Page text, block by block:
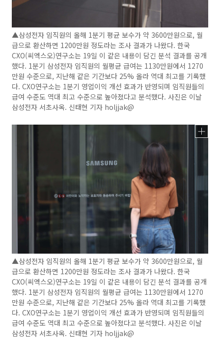
▲삼성전자 임직원의 올해 1분기 평균 보수가 약 3600만원으로, 월
급으로 환산하면 1200만원 정도라는 조사 결과가 나왔다. 한국
CXO(씨엑스오)연구소는 19일 이 같은 내용이 담긴 분석 결과를 공개
했다. 1분기 삼성전자 임직원의 월평균 급여는 1130만원에서 1270
만원 수준으로, 지난해 같은 기간보다 25% 올라 역대 최고를 기록했
다. CXO연구소는 1분기 영업이익 개선 효과가 반영되며 임직원들의
급여 수준도 역대 최고 수준으로 높아졌다고 분석했다. 사진은 이날
삼성전자 서초사옥. 신태현 기자 holjjak@
▲삼성전자 임직원의 올해 1분기 평균 보수가 약 3600만원으로, 월
급으로 환산하면 1200만원 정도라는 조사 결과가 나왔다. 한국
CXO(씨엑스오)연구소는 19일 이 같은 내용이 담긴 분석 결과를 공개
했다. 1분기 삼성전자 임직원의 월평균 급여는 1130만원에서 1270
만원 수준으로, 지난해 같은 기간보다 25% 올라 역대 최고를 기록했
다. CXO연구소는 1분기 영업이익 개선 효과가 반영되며 임직원들의
급여 수준도 역대 최고 수준으로 높아졌다고 분석했다. 사진은 이날
삼성전자 서초사옥. 신태현 기자 holjjak@